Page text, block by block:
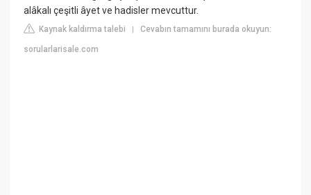
alâkalı çeşitli âyet ve hadisler mevcuttur.
Kaynak kaldırma talebi |Cevabın tamamını burada okuyun:
sorularlarisale.com